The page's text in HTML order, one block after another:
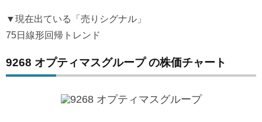
▼現在出ている「売りシグナル」
75日線形回帰トレンド
9268 オプティマスグループ の株価チャート